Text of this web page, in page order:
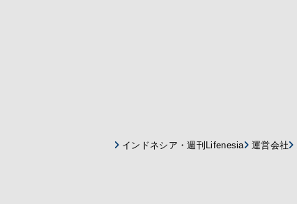
インドネシア・週刊Lifenesia 運営会社